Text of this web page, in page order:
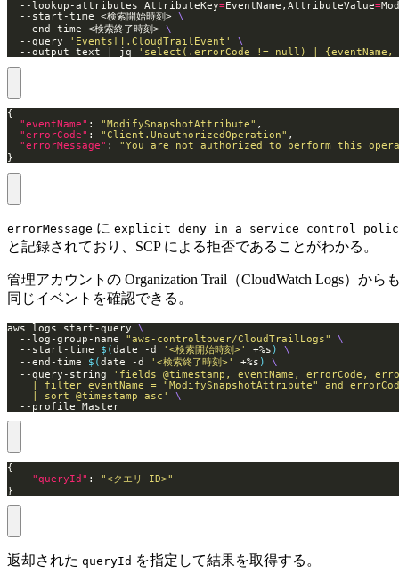
  --lookup-attributes AttributeKey
=EventName,AttributeValue=
  --start-time <検索開始時刻>
  --end-time <検索終了時刻>
  --query
'Events[].CloudTrailEvent'
  --output text | jq
'select(.errorCode != null) | {eventName,
"eventName" : "ModifySnapshotAttribute"
"errorCode" : "Client.UnauthorizedOperation"
"errorMessage" : "You are not authorized to perform this
}
errorMessage に explicit deny in a service control
と記録されており、SCP による拒否であることがわかる。
管理アカウントの Organization Trail（CloudWatch Logs）から
同じイベントを確認できる。
aws logs start-query
  --log-group-name
"aws-controltower/CloudTrailLogs"
  --start-time
$(date -d '<検索開始時刻>' +%s )
  --end-time
$(date -d '<検索終了時刻>' +%s )
  --query-string
    | sort @timestamp asc'
  --profile Master
"queryId" : "<クエリ ID>"
}
返却された queryId を指定して結果を取得する。